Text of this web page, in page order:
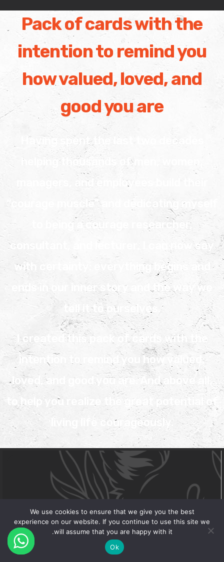
Pack of cards with the
intention to remind you
how valued, loved, and
good you are
Having spent the last two decades
helping thousands of men, women,
managers, and employees build their
“courage muscle” and dedicating myself
to being a courage researcher,
consultant, and lecturer, I can now say
with certainty: everything begins and
ends in our inner story and the way we
tell it to ourselves.
I created this pack of cards with the
intention to remind you how valued,
loved, and good you are. And above all,
to help you realize the great potential of
living life courageously.
We use cookies to ensure that we give you the best
experience on our website. If you continue to use this site we
will assume that you are happy with it.
Ok